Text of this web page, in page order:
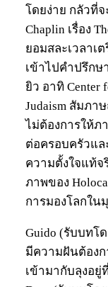
โดยง่าย กลัวที่
Chaplin เรื่อง
ยอมสละเวลาเ
เข้าไปคำปรึกษ
ยิว อาทิ Center
Judaism สัมภ
ไม่ต้องการให้ภ
ต่อครอบครัวแ
ความตั้งใจแท้จ
ภาพของ
การมองโลกใน
Guido (รับบทโ
มีความฝันต้องก
เข้ามากับลุงอยู่